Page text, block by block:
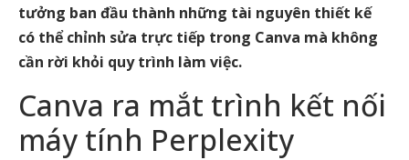
tưởng ban đầu thành những tài nguyên thiết kế
có thể chỉnh sửa trực tiếp trong Canva mà không
cần rời khỏi quy trình làm việc.
Canva ra mắt trình kết nối
máy tính Perplexity